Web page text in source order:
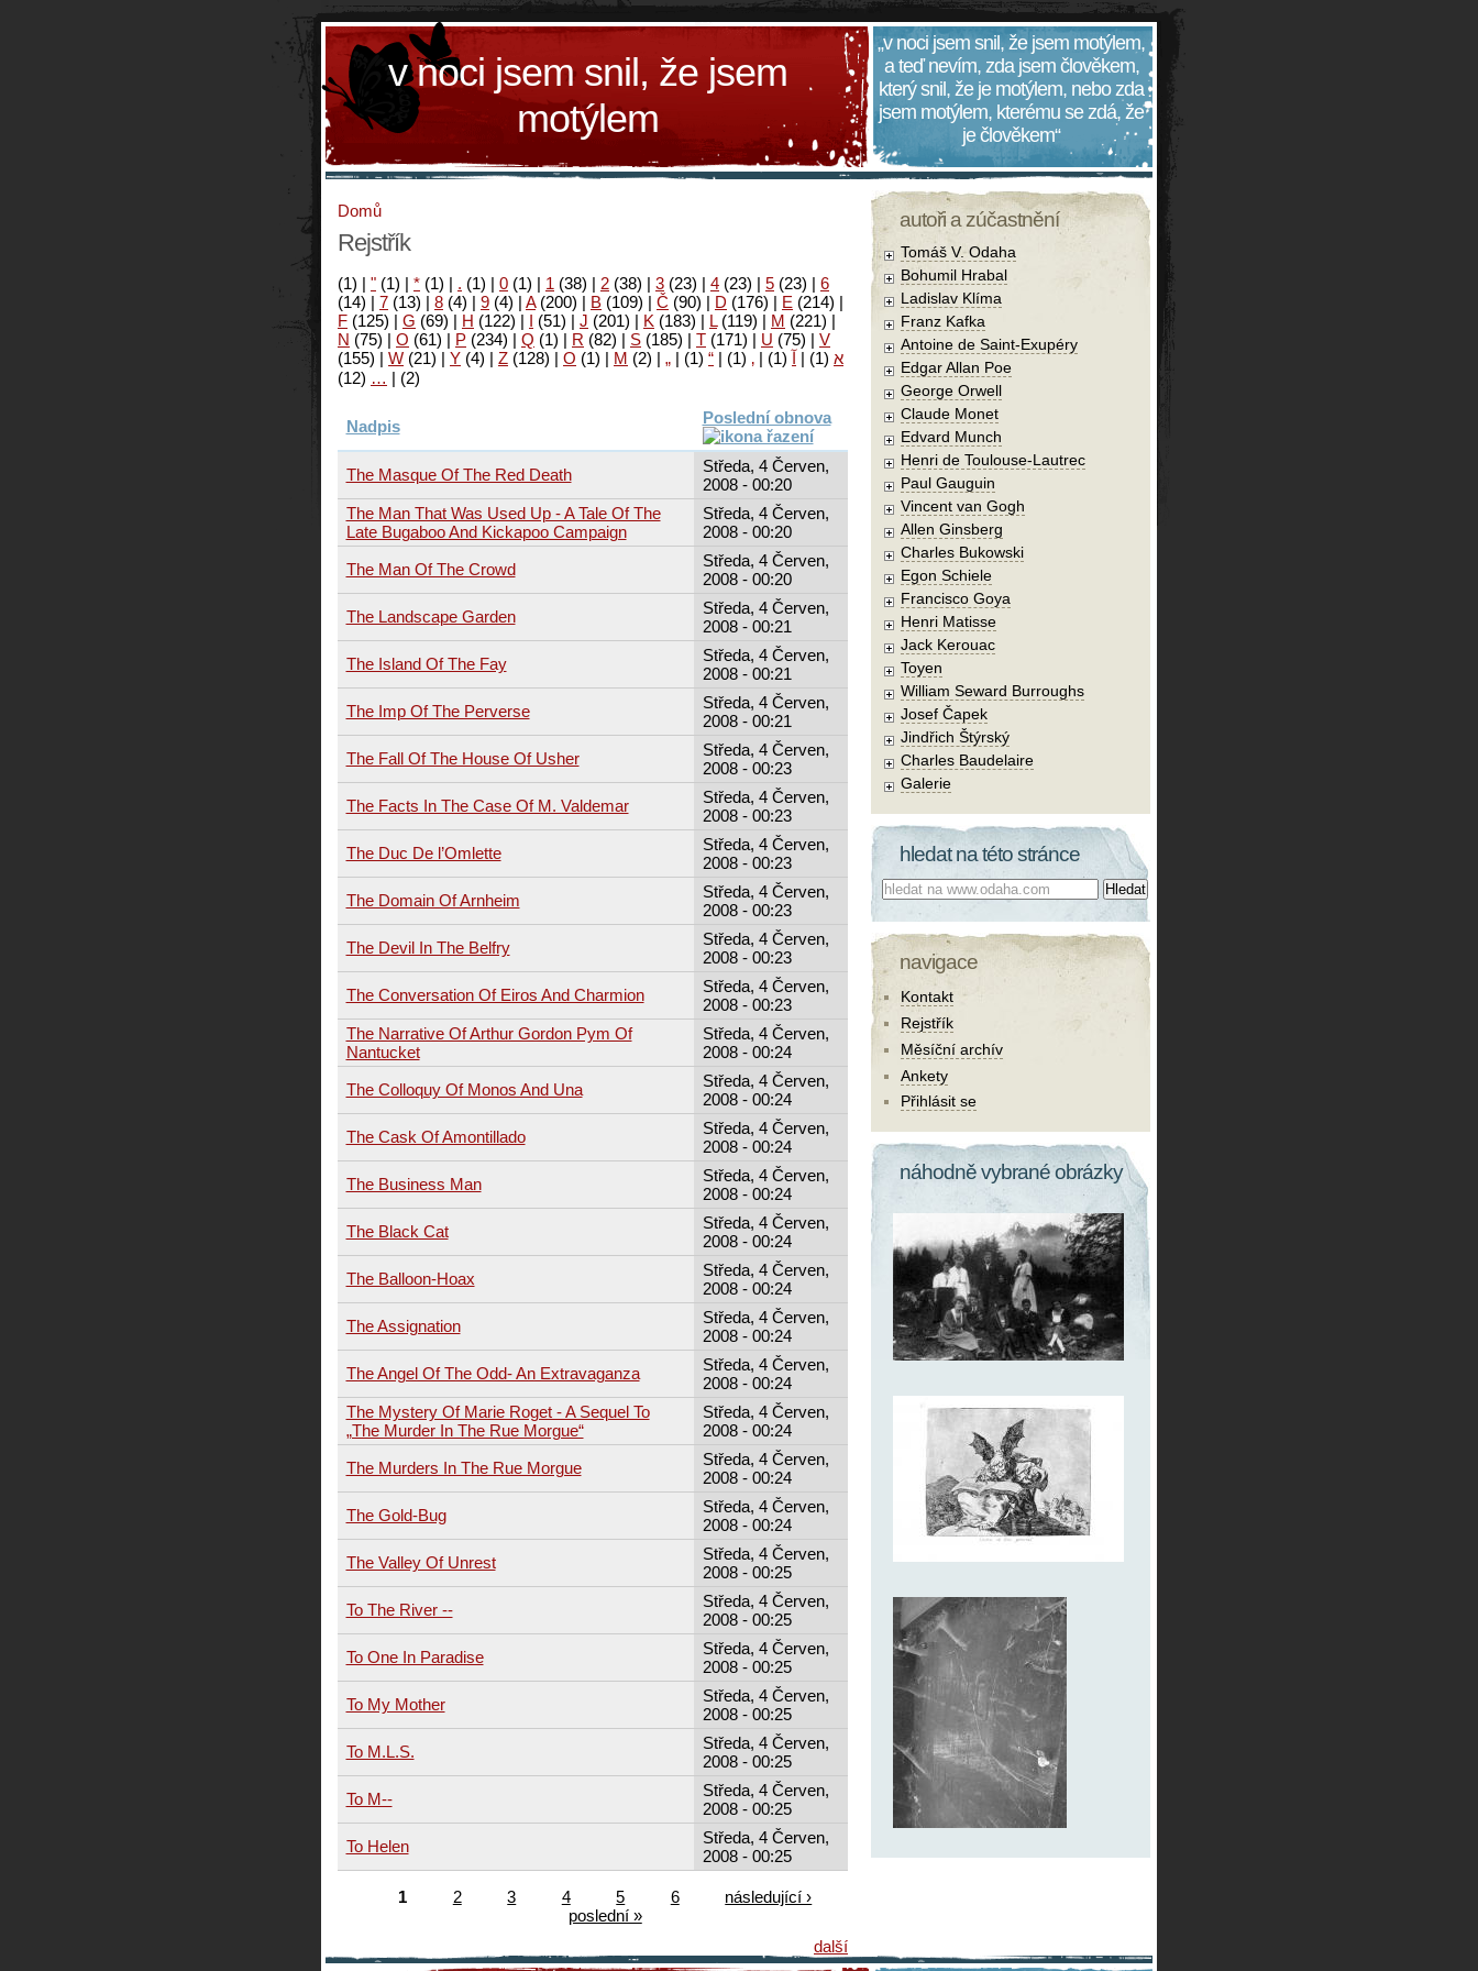
v noci jsem snil, že jsem
motýlem
„v noci jsem snil, že jsem motýlem,
a teď nevím, zda jsem člověkem,
který snil, že je motýlem, nebo zda
jsem motýlem, kterému se zdá, že
je člověkem“
Domů
Rejstřík
(1) | " (1) | * (1) | . (1) | 0 (1) | 1 (38) | 2 (38) | 3 (23) | 4 (23) | 5 (23) | 6
(14) | 7 (13) | 8 (4) | 9 (4) | A(200) | B (109) | Č (90) | D (176) | E (214) |
F (125) | G (69) | H (122) | I (51) | J (201) | K (183) | L(119) | M (221) |
N (75) | O (61) | P (234) | Q (1) | R (82) | S (185) | T (171) | U (75) | V
(155) | W (21) | Y (4) | Z (128) | Ο (1) | М (2) | א (1)
| آ (1)
|
‚
(1)
|
“
(1)
|
„
(2)
|
…
(12)
Nadpis Poslední obnova
The Masque Of The Red Death
Středa, 4 Červen,
2008 - 00:20
The Man That Was Used Up - A Tale Of The
Late Bugaboo And Kickapoo Campaign
Středa, 4 Červen,
2008 - 00:20
The Man Of The Crowd
Středa, 4 Červen,
2008 - 00:20
The Landscape Garden
Středa, 4 Červen,
2008 - 00:21
The Island Of The Fay
Středa, 4 Červen,
2008 - 00:21
The Imp Of The Perverse
Středa, 4 Červen,
2008 - 00:21
The Fall Of The House Of Usher
Středa, 4 Červen,
2008 - 00:23
The Facts In The Case Of M. Valdemar
Středa, 4 Červen,
2008 - 00:23
The Duc De l’Omlette
Středa, 4 Červen,
2008 - 00:23
The Domain Of Arnheim
Středa, 4 Červen,
2008 - 00:23
The Devil In The Belfry
Středa, 4 Červen,
2008 - 00:23
The Conversation Of Eiros And Charmion
Středa, 4 Červen,
2008 - 00:23
The Narrative Of Arthur Gordon Pym Of
Nantucket
Středa, 4 Červen,
2008 - 00:24
The Colloquy Of Monos And Una
Středa, 4 Červen,
2008 - 00:24
The Cask Of Amontillado
Středa, 4 Červen,
2008 - 00:24
The Business Man
Středa, 4 Červen,
2008 - 00:24
The Black Cat
Středa, 4 Červen,
2008 - 00:24
The Balloon-Hoax
Středa, 4 Červen,
2008 - 00:24
The Assignation
Středa, 4 Červen,
2008 - 00:24
The Angel Of The Odd- An Extravaganza
Středa, 4 Červen,
2008 - 00:24
The Mystery Of Marie Roget - A Sequel To
„The Murder In The Rue Morgue“
Středa, 4 Červen,
2008 - 00:24
The Murders In The Rue Morgue
Středa, 4 Červen,
2008 - 00:24
The Gold-Bug
Středa, 4 Červen,
2008 - 00:24
The Valley Of Unrest
Středa, 4 Červen,
2008 - 00:25
To The River --
Středa, 4 Červen,
2008 - 00:25
To One In Paradise
Středa, 4 Červen,
2008 - 00:25
To My Mother
Středa, 4 Červen,
2008 - 00:25
To M.L.S.
Středa, 4 Červen,
2008 - 00:25
To M--
Středa, 4 Červen,
2008 - 00:25
To Helen
Středa, 4 Červen,
2008 - 00:25
1 2 3 4 5 6
následující ›
poslední »
další
autoři a zúčastnění
Tomáš V. Odaha
Bohumil Hrabal
Ladislav Klíma
Franz Kafka
Antoine de Saint-Exupéry
Edgar Allan Poe
George Orwell
Claude Monet
Edvard Munch
Henri de Toulouse-Lautrec
Paul Gauguin
Vincent van Gogh
Allen Ginsberg
Charles Bukowski
Egon Schiele
Francisco Goya
Henri Matisse
Jack Kerouac
Toyen
William Seward Burroughs
Josef Čapek
Jindřich Štýrský
Charles Baudelaire
Galerie
hledat na této stránce
Co hledat:
navigace
Kontakt
Rejstřík
Měsíční archív
Ankety
Přihlásit se
náhodně vybrané obrázky